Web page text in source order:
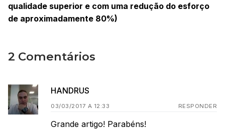
qualidade superior e com uma redução do esforço
de aproximadamente 80%)
2 Comentários
HANDRUS
03/03/2017 A 12:33 RESPONDER
Grande artigo! Parabéns!